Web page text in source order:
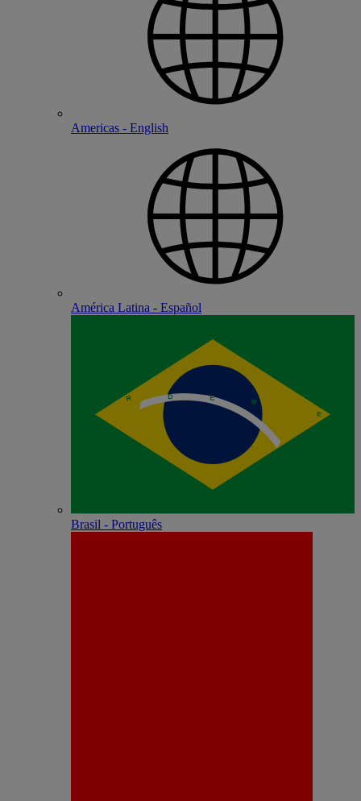
Americas - English
América Latina - Español
Brasil - Português